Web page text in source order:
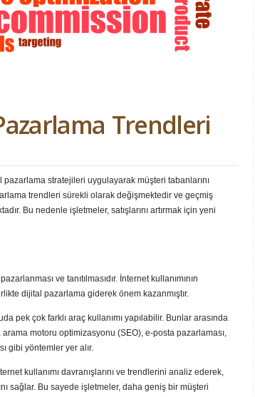
Trendleri
stratejileri uygulayarak müşteri tabanlarını
trendleri sürekli olarak değişmektedir ve geçmiş
Bu nedenle işletmeler, satışlarını artırmak için yeni
ve tanıtılmasıdır. İnternet kullanımının
dijital pazarlama giderek önem kazanmıştır.
pek çok farklı araç kullanımı yapılabilir. Bunlar arasında
motoru optimizasyonu (SEO), e-posta pazarlaması,
gibi yöntemler yer alır.
kullanımı davranışlarını ve trendlerini analiz ederek,
sağlar. Bu sayede işletmeler, daha geniş bir müşteri